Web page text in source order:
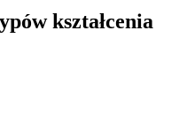
kształcenia